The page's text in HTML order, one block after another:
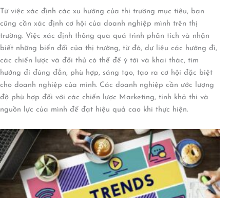
Từ việc xác định các xu hướng của thị trường mục tiêu, bạn
cũng cần xác định cơ hội của doanh nghiệp mình trên thị
trường. Việc xác định thông qua quá trình phân tích và nhận
biết những biến đổi của thị trường, từ đó, dự liệu các hướng đi,
các chiến lược và đối thủ có thể để ý tới và khai thác, tìm
hướng đi đúng đắn, phù hợp, sáng tạo, tạo ra cơ hội đặc biệt
cho doanh nghiệp của mình. Các doanh nghiệp cần ước lượng
độ phù hợp đối với các chiến lược Marketing, tính khả thi và
nguồn lực của mình để đạt hiệu quả cao khi thực hiện.